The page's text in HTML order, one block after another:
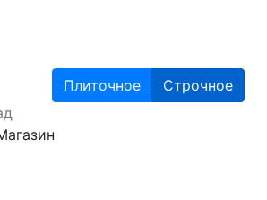
Плиточное Строчное